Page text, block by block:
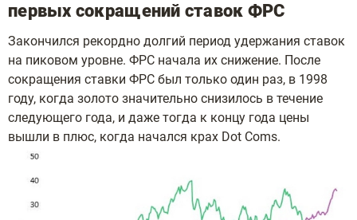
первых сокращений ставок ФРС
Закончился рекордно долгий период удержания ставок
на пиковом уровне. ФРС начала их снижение. После
сокращения ставки ФРС был только один раз, в 1998
году, когда золото значительно снизилось в течение
следующего года, и даже тогда к концу года цены
вышли в плюс, когда начался крах Dot Coms.